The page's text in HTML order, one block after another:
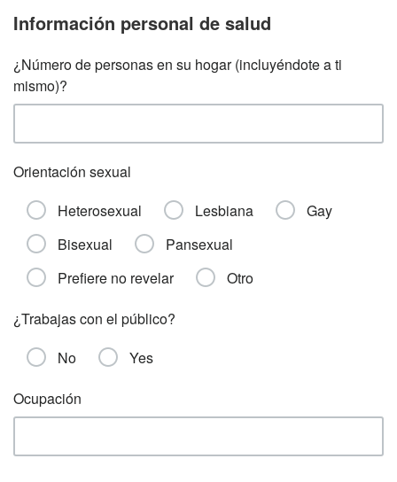
Información personal de salud
¿Número de personas en su hogar (incluyéndote a ti
mismo)?
Orientación sexual
Heterosexual
Lesbiana
Gay
Bisexual
Pansexual
Prefiere no revelar
Otro
¿Trabajas con el público?
No
Yes
Ocupación